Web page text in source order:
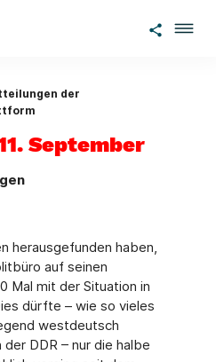
der
September
herausgefunden haben,
auf seinen
Mal mit der Situation in
dürfte – wie so vieles
westdeutsch
DDR – nur die halbe